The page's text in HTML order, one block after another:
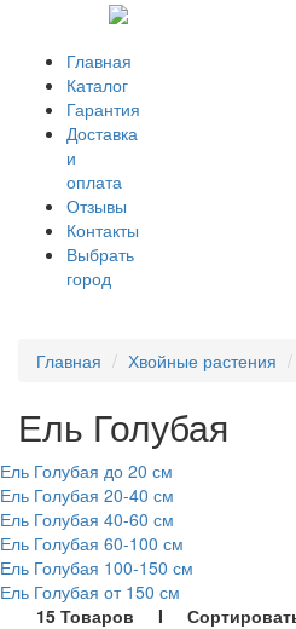
Главная
Каталог
Гарантия
Доставка
и
оплата
Отзывы
Контакты
Выбрать
город
Главная Хвойные растения
Ель Голубая
Ель Голубая до 20 см
Ель Голубая 20-40 см
Ель Голубая 40-60 см
Ель Голубая 60-100 см
Ель Голубая 100-150 см
Ель Голубая от 150 см
15 Товаров I